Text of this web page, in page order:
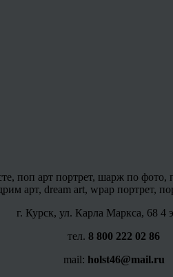
поп арт портрет, шарж по фото,
арт, dream art, wpap портрет,
г. Курск, ул. Карла Маркса, 68 4
тел. 8 800 222 02 86
mail: holst46@mail.ru